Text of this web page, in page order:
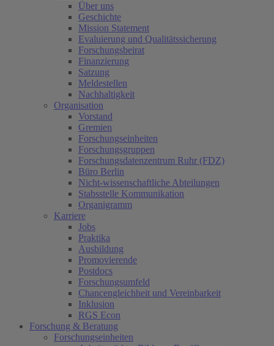
Über uns
Geschichte
Mission Statement
Evaluierung und Qualitätssicherung
Forschungsbeirat
Finanzierung
Satzung
Meldestellen
Nachhaltigkeit
Organisation
Vorstand
Gremien
Forschungseinheiten
Forschungsgruppen
Forschungsdatenzentrum Ruhr (FDZ)
Büro Berlin
Nicht-wissenschaftliche Abteilungen
Stabsstelle Kommunikation
Organigramm
Karriere
Jobs
Praktika
Ausbildung
Promovierende
Postdocs
Forschungsumfeld
Chancengleichheit und Vereinbarkeit
Inklusion
RGS Econ
Forschung & Beratung
Forschungseinheiten